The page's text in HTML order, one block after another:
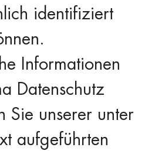
identifiziert
Informationen
Datenschutz
Sie unserer unter
aufgeführten